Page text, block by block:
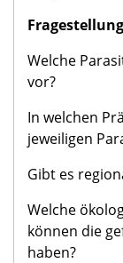
Welche
vor?
In welchen
jeweiligen
Gibt es
Welche
können die
haben?